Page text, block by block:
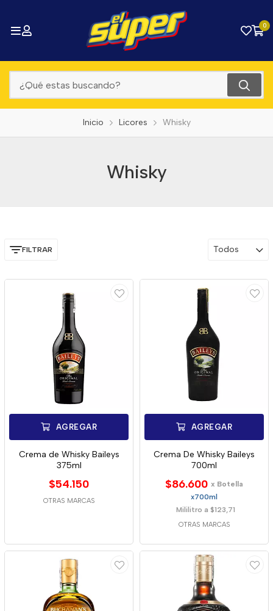
0
Inicio Licores Whisky
Whisky
FILTRAR Todos
AGREGAR
Crema de Whisky Baileys
375ml
$54.150
OTRAS MARCAS
AGREGAR
Crema De Whisky Baileys
700ml
$86.600 x Botella
x700ml
Mililitro a $123,71
OTRAS MARCAS